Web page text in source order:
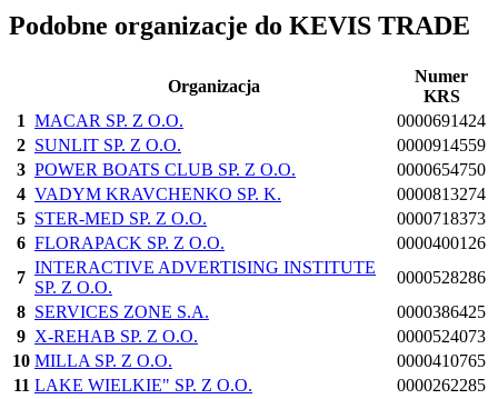
Podobne organizacje do KEVIS TRADE
Organizacja
Numer
KRS
1 MACAR SP. Z O.O.
0000691424
2 SUNLIT SP. Z O.O.
0000914559
3 POWER BOATS CLUB SP. Z O.O.
0000654750
4 VADYM KRAVCHENKO SP. K.
0000813274
5 STER-MED SP. Z O.O.
0000718373
6 FLORAPACK SP. Z O.O.
0000400126
7
INTERACTIVE ADVERTISING INSTITUTE
SP. Z O.O.
0000528286
8 SERVICES ZONE S.A.
0000386425
9 X-REHAB SP. Z O.O.
0000524073
10 MILLA SP. Z O.O.
0000410765
11 LAKE WIELKIE" SP. Z O.O.
0000262285